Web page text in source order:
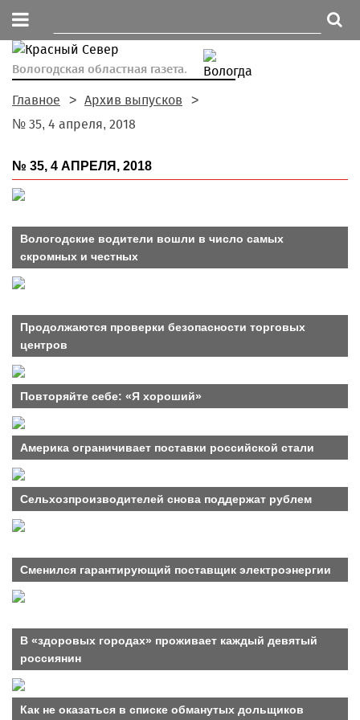
Вологодская областная газета.
Главное
Архив выпусков
№ 35, 4 апреля, 2018
№ 35, 4 АПРЕЛЯ, 2018
Вологодские водители вошли в число самых
скромных и честных
Продолжаются проверки безопасности торговых
центров
Повторяйте себе: «Я хороший»
Америка ограничивает поставки российской стали
Сельхозпроизводителей снова поддержат рублем
Сменился гарантирующий поставщик электроэнергии
В «здоровых городах» проживает каждый девятый
россиянин
Как не оказаться в списке обманутых дольщиков